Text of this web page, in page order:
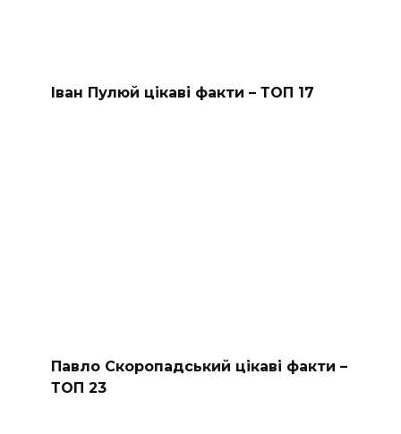
Іван Пулюй цікаві факти – ТОП 17
Павло Скоропадський цікаві факти –
ТОП 23